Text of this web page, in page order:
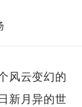
云变幻的
新月异的世